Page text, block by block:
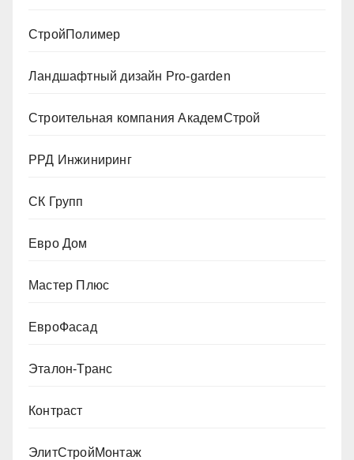
СтройПолимер
Ландшафтный дизайн Pro-garden
Строительная компания АкадемСтрой
РРД Инжиниринг
СК Групп
Евро Дом
Мастер Плюс
ЕвроФасад
Эталон-Транс
Контраст
ЭлитСтройМонтаж